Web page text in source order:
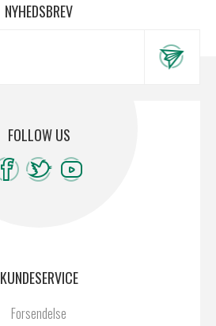
NYHEDSBREV
FOLLOW US
KUNDESERVICE
Forsendelse